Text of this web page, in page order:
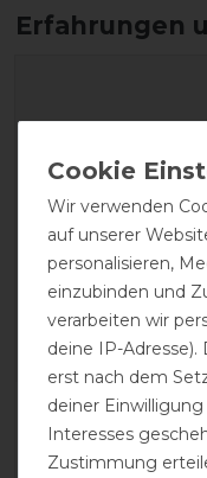
Wir verwenden
auf unserer
personalisieren,
einzubinden und
verarbeiten wir
deine IP-
erst nach dem
deiner
Interesses
Zustimmung